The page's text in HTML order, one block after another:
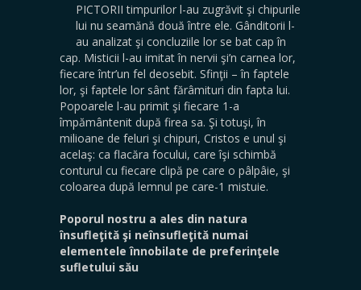
PICTORII timpurilor l-au zugrăvit şi chipurile
lui nu seamănă două între ele. Gânditorii l-
au analizat şi concluziile lor se bat cap în
cap. Misticii l-au imitat în nervii şi’n carnea lor,
fiecare într’un fel deosebit. Sfinţii – în faptele
lor, şi faptele lor sânt fărâmituri din fapta lui.
Popoarele l-au primit şi fiecare 1-a
împământenit după firea sa. Şi totuşi, în
milioane de feluri şi chipuri, Cristos e unul şi
acelaş: ca flacăra focului, care îşi schimbă
conturul cu fiecare clipă pe care o pâlpâie, şi
coloarea după lemnul pe care-1 mistuie.
Poporul nostru a ales din natura
însufleţită şi neînsufleţită numai
elementele înnobilate de preferinţele
sufletului său